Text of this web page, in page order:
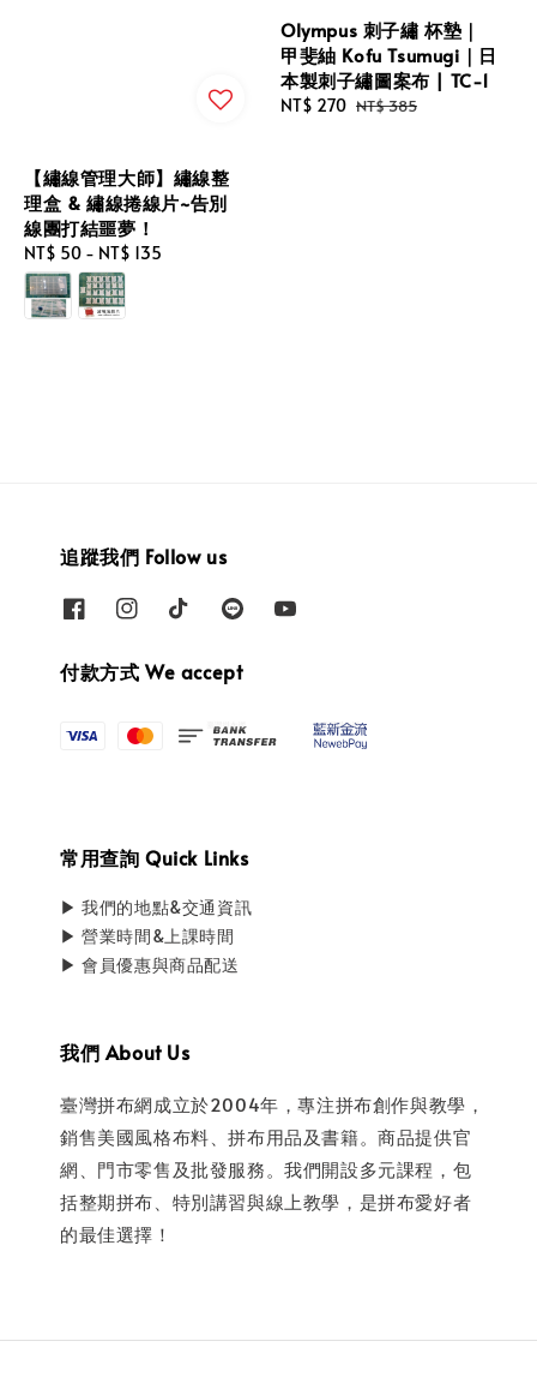
【繡線管理大師】繡線整
理盒 & 繡線捲線片~告別
線團打結噩夢！
Regular
price
NT$ 50 - NT$ 135
Olympus 刺子繡 杯墊｜
甲斐紬 Kofu Tsumugi｜日
本製刺子繡圖案布 | TC-1
Sale
NT$ 270 Regular
NT$ 385
追蹤我們 Follow us
付款方式 We accept
常用查詢 Quick Links
▶ 我們的地點&交通資訊
▶ 營業時間&上課時間
▶ 會員優惠與商品配送
我們 About Us
臺灣拼布網成立於2004年，專注拼布創作與教學，
銷售美國風格布料、拼布用品及書籍。商品提供官
網、門市零售及批發服務。我們開設多元課程，包
括整期拼布、特別講習與線上教學，是拼布愛好者
的最佳選擇！